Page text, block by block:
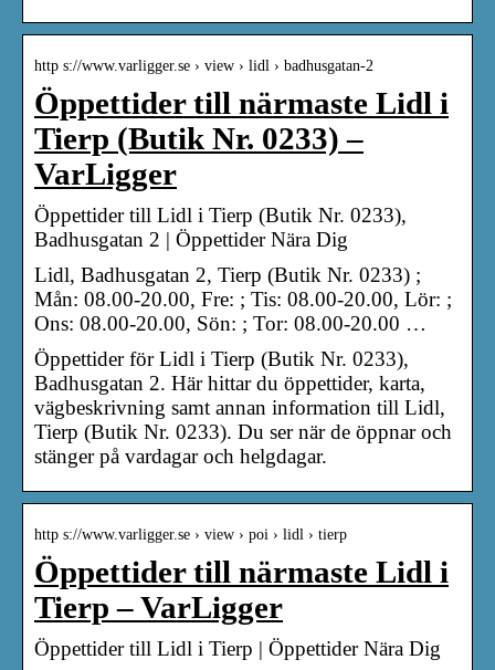
http s://www.varligger.se › view › lidl › badhusgatan-2
Öppettider till närmaste Lidl i
Tierp (Butik Nr. 0233) –
VarLigger
Öppettider till Lidl i Tierp (Butik Nr. 0233),
Badhusgatan 2 | Öppettider Nära Dig
Lidl, Badhusgatan 2, Tierp (Butik Nr. 0233) ;
Mån: 08.00-20.00, Fre: ; Tis: 08.00-20.00, Lör: ;
Ons: 08.00-20.00, Sön: ; Tor: 08.00-20.00 …
Öppettider för Lidl i Tierp (Butik Nr. 0233),
Badhusgatan 2. Här hittar du öppettider, karta,
vägbeskrivning samt annan information till Lidl,
Tierp (Butik Nr. 0233). Du ser när de öppnar och
stänger på vardagar och helgdagar.
http s://www.varligger.se › view › poi › lidl › tierp
Öppettider till närmaste Lidl i
Tierp – VarLigger
Öppettider till Lidl i Tierp | Öppettider Nära Dig